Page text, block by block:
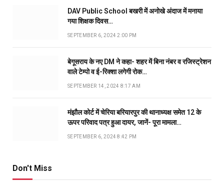
DAV Public School बखरी में अनोखे अंदाज में मनाया
गया शिक्षक दिवस…
SEPTEMBER 6, 2024 2:00 PM
बेगूसराय के नए DM ने कहा- शहर में बिना नंबर व रजिस्ट्रेशन
वाले टेम्पो व ई-रिक्शा लगेगी रोक…
SEPTEMBER 14, 2024 8:17 AM
मंझौल कोर्ट में चेरिया बरियारपुर की थानाध्यक्ष समेत 12 के
ऊपर परिवाद पत्र हुआ दायर, जानें- पूरा मामला…
SEPTEMBER 6, 2024 8:42 PM
Don't Miss